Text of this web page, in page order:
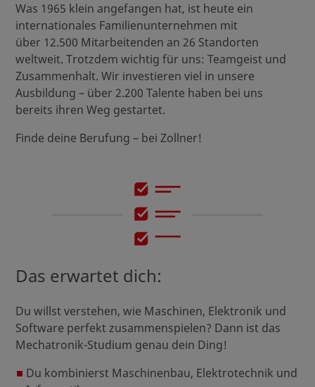
Was 1965 klein angefangen hat, ist heute ein
internationales Familienunternehmen mit
über 12.500 Mitarbeitenden an 26 Standorten
weltweit. Trotzdem wichtig für uns: Teamgeist und
Zusammenhalt. Wir investieren viel in unsere
Ausbildung – über 2.200 Talente haben bei uns
bereits ihren Weg gestartet.
Finde deine Berufung – bei Zollner!
Das erwartet dich:
Du willst verstehen, wie Maschinen, Elektronik und
Software perfekt zusammenspielen? Dann ist das
Mechatronik-Studium genau dein Ding!
Du kombinierst Maschinenbau, Elektrotechnik und